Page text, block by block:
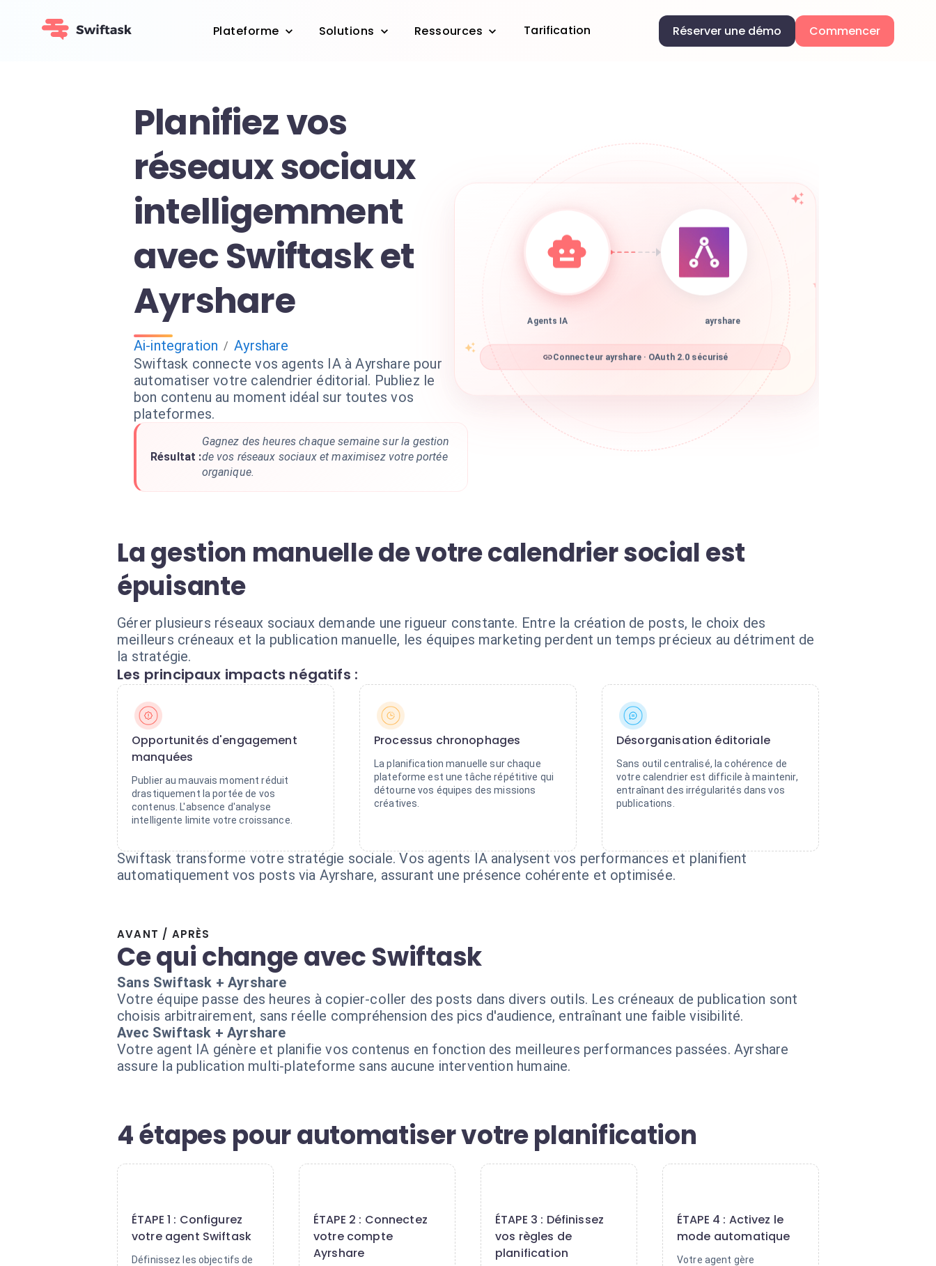
Plateforme Solutions Ressources Tarification Réserver une démo Commencer
Planifiez vos
réseaux sociaux
intelligemment
avec Swiftask et
Ayrshare
Ai-integration / Ayrshare
Swiftask connecte vos agents IA à Ayrshare pour
automatiser votre calendrier éditorial. Publiez le
bon contenu au moment idéal sur toutes vos
plateformes.
Résultat :
Gagnez des heures chaque semaine sur la gestion
de vos réseaux sociaux et maximisez votre portée
organique.
Agents IA ayrshare
Connecteur ayrshare · OAuth 2.0 sécurisé
La gestion manuelle de votre calendrier social est
épuisante
Gérer plusieurs réseaux sociaux demande une rigueur constante. Entre la création de posts, le choix des
meilleurs créneaux et la publication manuelle, les équipes marketing perdent un temps précieux au détriment de
la stratégie.
Les principaux impacts négatifs :
Opportunités d'engagement
manquées
Publier au mauvais moment réduit
drastiquement la portée de vos
contenus. L'absence d'analyse
intelligente limite votre croissance.
Processus chronophages
La planification manuelle sur chaque
plateforme est une tâche répétitive qui
détourne vos équipes des missions
créatives.
Désorganisation éditoriale
Sans outil centralisé, la cohérence de
votre calendrier est difficile à maintenir,
entraînant des irrégularités dans vos
publications.
Swiftask transforme votre stratégie sociale. Vos agents IA analysent vos performances et planifient
automatiquement vos posts via Ayrshare, assurant une présence cohérente et optimisée.
AVANT / APRÈS
Ce qui change avec Swiftask
Sans Swiftask + Ayrshare
Votre équipe passe des heures à copier-coller des posts dans divers outils. Les créneaux de publication sont
choisis arbitrairement, sans réelle compréhension des pics d'audience, entraînant une faible visibilité.
Avec Swiftask + Ayrshare
Votre agent IA génère et planifie vos contenus en fonction des meilleures performances passées. Ayrshare
assure la publication multi-plateforme sans aucune intervention humaine.
4 étapes pour automatiser votre planification
ÉTAPE 1 : Configurez
votre agent Swiftask
Définissez les objectifs de
ÉTAPE 2 : Connectez
votre compte
Ayrshare
ÉTAPE 3 : Définissez
vos règles de
planification
ÉTAPE 4 : Activez le
mode automatique
Votre agent gère